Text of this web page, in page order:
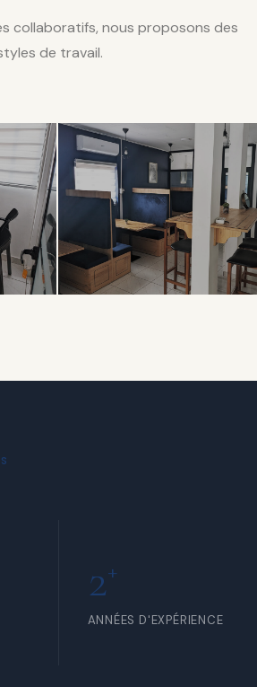
collaboratifs, nous proposons des
de travail.
Space
2+
ANNÉES D'EXPÉRIENCE